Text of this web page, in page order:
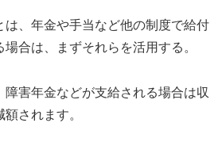
は、年金や手当など他の制度で給付
合は、まずそれらを活用する。
障害年金などが支給される場合は収
されます。